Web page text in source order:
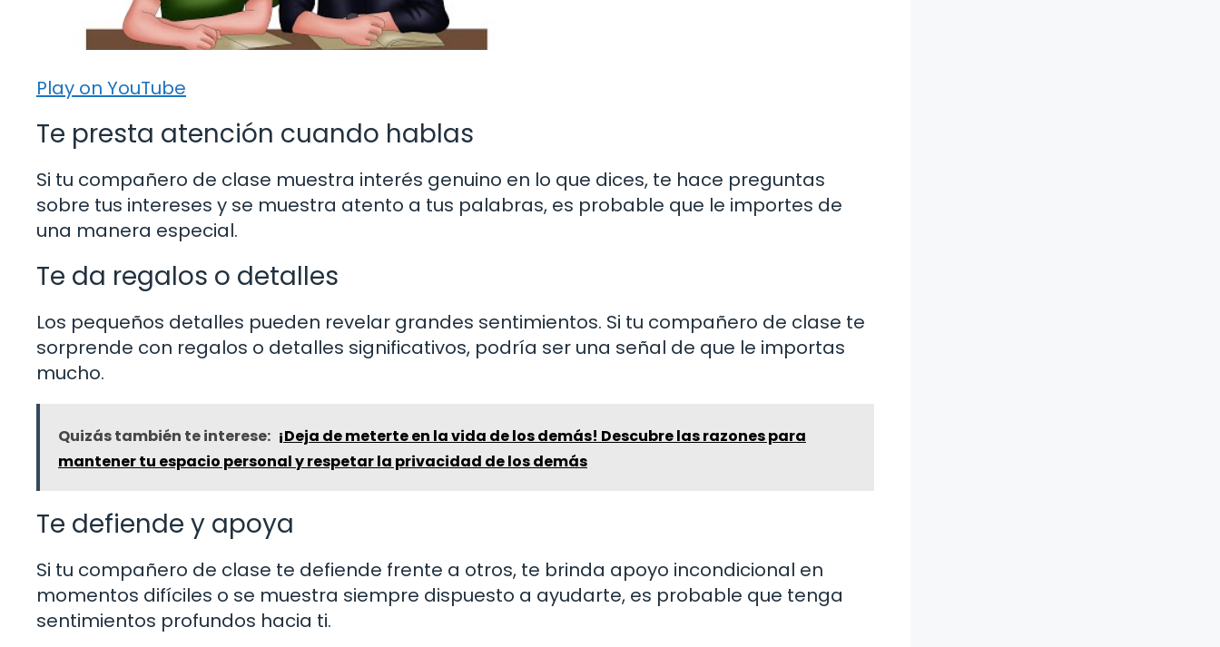
Play on YouTube
Te presta atención cuando hablas
Si tu compañero de clase muestra interés genuino en lo que dices, te hace preguntas
sobre tus intereses y se muestra atento a tus palabras, es probable que le importes de
una manera especial.
Te da regalos o detalles
Los pequeños detalles pueden revelar grandes sentimientos. Si tu compañero de clase te
sorprende con regalos o detalles significativos, podría ser una señal de que le importas
mucho.
Quizás también te interese: ¡Deja de meterte en la vida de los demás! Descubre las razones para
mantener tu espacio personal y respetar la privacidad de los demás
Te defiende y apoya
Si tu compañero de clase te defiende frente a otros, te brinda apoyo incondicional en
momentos difíciles o se muestra siempre dispuesto a ayudarte, es probable que tenga
sentimientos profundos hacia ti.